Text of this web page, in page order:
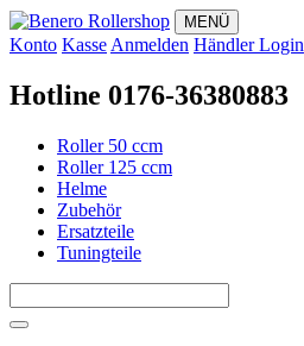
MENÜ
Konto Kasse Anmelden Händler Login
Hotline 0176-36380883
Roller 50 ccm
Roller 125 ccm
Helme
Zubehör
Ersatzteile
Tuningteile